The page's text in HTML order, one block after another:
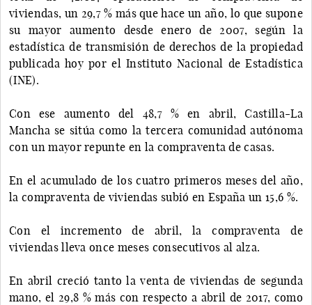
viviendas, un 29,7 % más que hace un año, lo que supone
su mayor aumento desde enero de 2007, según la
estadística de transmisión de derechos de la propiedad
publicada hoy por el Instituto Nacional de Estadística
(INE).
Con ese aumento del 48,7 % en abril, Castilla-La
Mancha se sitúa como la tercera comunidad autónoma
con un mayor repunte en la compraventa de casas.
En el acumulado de los cuatro primeros meses del año,
la compraventa de viviendas subió en España un 15,6 %.
Con el incremento de abril, la compraventa de
viviendas lleva once meses consecutivos al alza.
En abril creció tanto la venta de viviendas de segunda
mano, el 29,8 % más con respecto a abril de 2017, como